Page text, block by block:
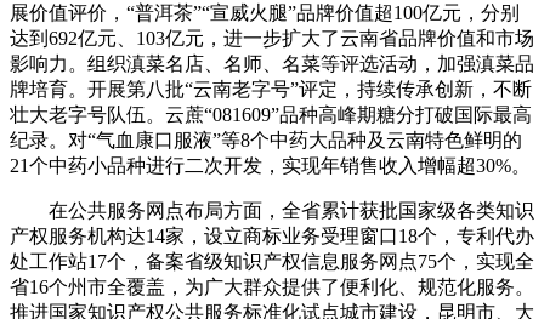
展价值评价，“普洱茶”“宣威火腿”品牌价值超100亿元，分别
达到692亿元、103亿元，进一步扩大了云南省品牌价值和市场
影响力。组织滇菜名店、名师、名菜等评选活动，加强滇菜品
牌培育。开展第八批“云南老字号”评定，持续传承创新，不断
壮大老字号队伍。云蔗“081609”品种高峰期糖分打破国际最高
纪录。对“气血康口服液”等8个中药大品种及云南特色鲜明的
21个中药小品种进行二次开发，实现年销售收入增幅超30%。
在公共服务网点布局方面，全省累计获批国家级各类知识
产权服务机构达14家，设立商标业务受理窗口18个，专利代办
处工作站17个，备案省级知识产权信息服务网点75个，实现全
省16个州市全覆盖，为广大群众提供了便利化、规范化服务。
推进国家知识产权公共服务标准化试点城市建设，昆明市、大